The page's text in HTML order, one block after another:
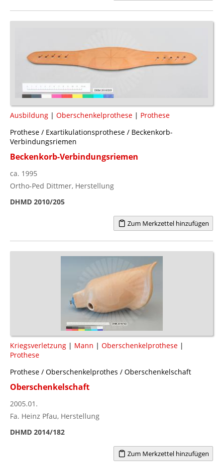
Ausbildung | Oberschenkelprothese | Prothese
Prothese / Exartikulationsprothese / Beckenkorb-
Verbindungsriemen
Beckenkorb-Verbindungsriemen
ca. 1995
Ortho-Ped Dittmer, Herstellung
DHMD 2010/205
Zum Merkzettel hinzufügen
Kriegsverletzung | Mann | Oberschenkelprothese |
Prothese
Prothese / Oberschenkelprothes / Oberschenkelschaft
Oberschenkelschaft
2005.01.
Fa. Heinz Pfau, Herstellung
DHMD 2014/182
Zum Merkzettel hinzufügen